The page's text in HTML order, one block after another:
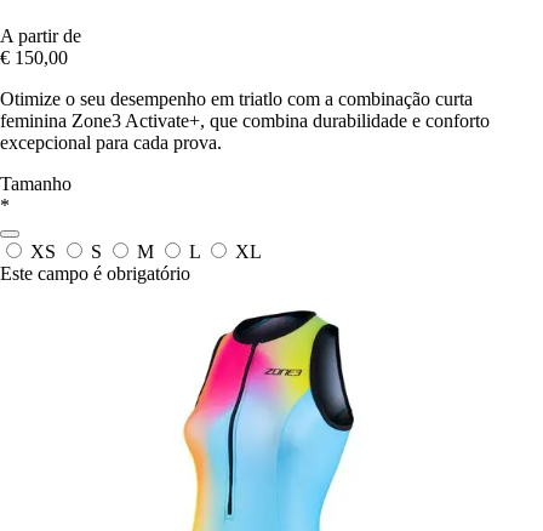
A partir de
€ 150,00
Otimize o seu desempenho em triatlo com a combinação curta
feminina Zone3 Activate+, que combina durabilidade e conforto
excepcional para cada prova.
Tamanho
*
XS S M L
XL
Este campo é obrigatório